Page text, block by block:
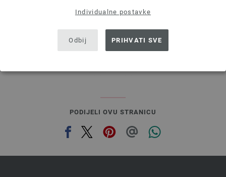
Individualne postavke
Odbij PRIHVATI SVE
6,68 €
bez PDV-a, dodatno troškovi za dostavu, Osnovna cijena:133,60 €
PODIJELI OVU STRANICU